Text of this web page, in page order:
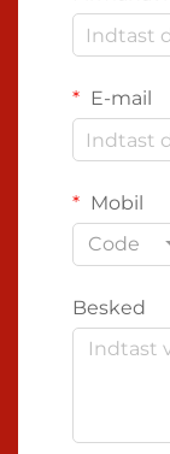
E-mail
Mobil
Code
Besked